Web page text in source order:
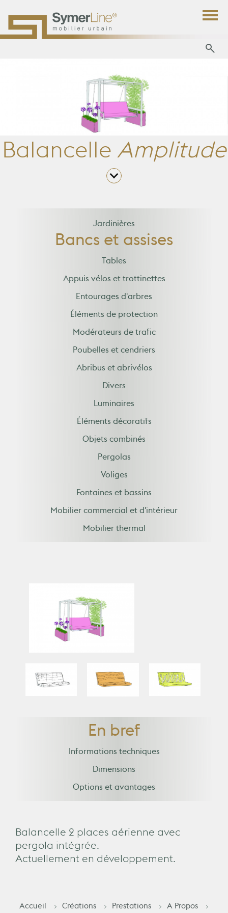
BalancelleAmplitude
Jardinières
Bancs et assises
Tables
Appuis vélos et trottinettes
Entourages d'arbres
Éléments de protection
Modérateurs de trafic
Poubelles et cendriers
Abribus et abrivélos
Divers
Luminaires
Éléments décoratifs
Objets combinés
Pergolas
Voliges
Fontaines et bassins
Mobilier commercial et d'intérieur
Mobilier thermal
En bref
Informations techniques
Dimensions
Options et avantages
Balancelle 2 places aérienne avec
pergola intégrée.
Actuellement en développement.
Accueil Créations Prestations A Propos